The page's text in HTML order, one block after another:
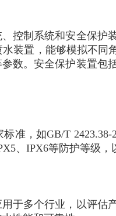
控制系统和安全保护
装置，能够模拟不
数。安全保护装置
准，如GB/T
、IPX6等防护等级，
于多个行业，以评估